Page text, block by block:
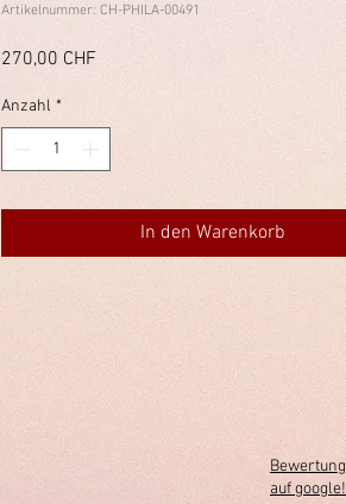
Artikelnummer: CH-PHILA-00491
270,00 CHF
Anzahl *
In den Warenkorb
Bewertung
auf google!